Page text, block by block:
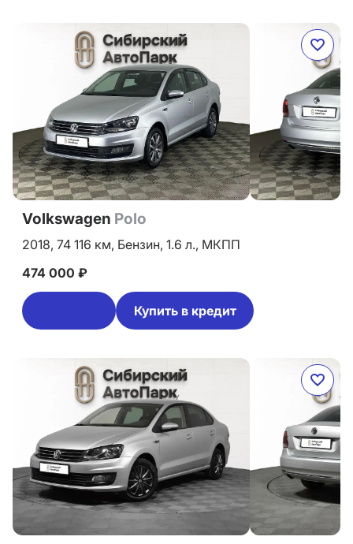
Volkswagen Polo
2018, 74 116 км, Бензин, 1.6 л., МКПП
474 000 ₽
Купить в кредит